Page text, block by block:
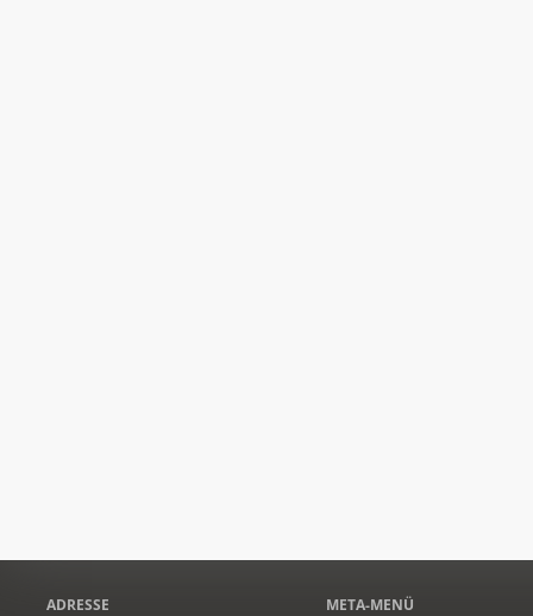
ADRESSE META-MENÜ